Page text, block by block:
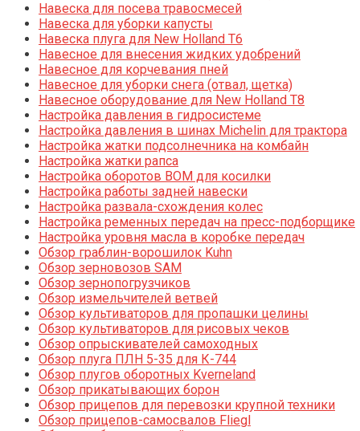
Навеска для посева травосмесей
Навеска для уборки капусты
Навеска плуга для New Holland T6
Навесное для внесения жидких удобрений
Навесное для корчевания пней
Навесное для уборки снега (отвал, щетка)
Навесное оборудование для New Holland T8
Настройка давления в гидросистеме
Настройка давления в шинах Michelin для трактора
Настройка жатки подсолнечника на комбайн
Настройка жатки рапса
Настройка оборотов ВОМ для косилки
Настройка работы задней навески
Настройка развала-схождения колес
Настройка ременных передач на пресс-подборщике
Настройка уровня масла в коробке передач
Обзор граблин-ворошилок Kuhn
Обзор зерновозов SAM
Обзор зернопогрузчиков
Обзор измельчителей ветвей
Обзор культиваторов для пропашки целины
Обзор культиваторов для рисовых чеков
Обзор опрыскивателей самоходных
Обзор плуга ПЛН 5-35 для К-744
Обзор плугов оборотных Kverneland
Обзор прикатывающих борон
Обзор прицепов для перевозки крупной техники
Обзор прицепов-самосвалов Fliegl